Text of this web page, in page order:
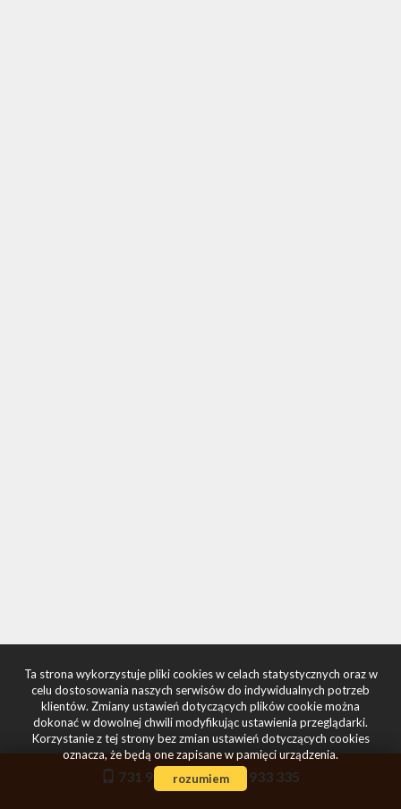
731 933 334 731 933 335
Ta strona wykorzystuje pliki cookies w celach statystycznych oraz w
celu dostosowania naszych serwisów do indywidualnych potrzeb
klientów. Zmiany ustawień dotyczących plików cookie można
dokonać w dowolnej chwili modyfikując ustawienia przeglądarki.
Korzystanie z tej strony bez zmian ustawień dotyczących cookies
oznacza, że będą one zapisane w pamięci urządzenia.
rozumiem